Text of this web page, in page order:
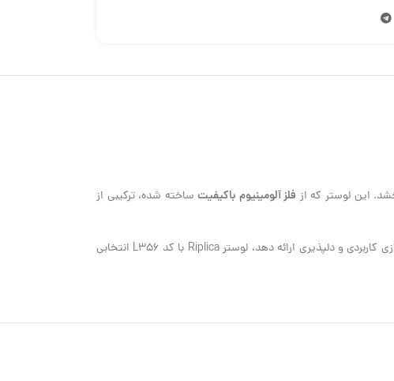
این لوستر که از فلز آلومینیوم باکیفیتساخته شده، ترکیبی از
هستید که هم زیبایی بصری چشم‌نوازی داشته باشد و هم نورپردازی کاربردی و دلپذیری ارائه دهد، لوستر Riplica با کد L356 انتخابی